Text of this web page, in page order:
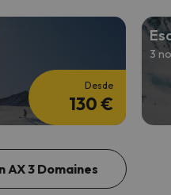
Desde
130 €
3
AX 3 Domaines